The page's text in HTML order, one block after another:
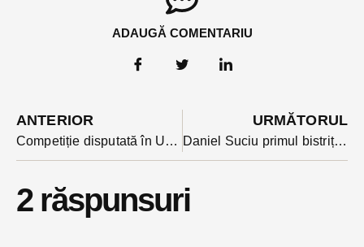
ADAUGĂ COMENTARIU
ANTERIOR
Competiție disputată în USR BN pentru locul considerat eligibil la alegerile parlamentare. Cine a câștigat competiția internă
URMĂTORUL
Daniel Suciu primul bistrițean ales președinte al Camerei Deputaților. L-a contracandidat președintele AUR, George Simion
2 răspunsuri